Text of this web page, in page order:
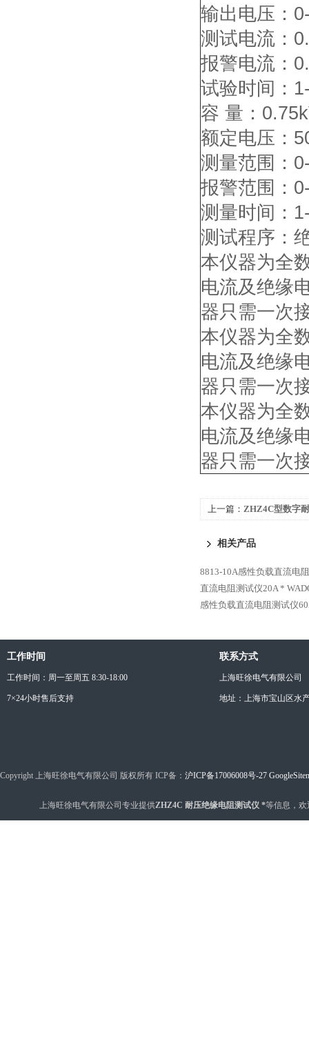
输出电压：
测试电流：
报警电流：
试验时间：
容 量：
额定电压：
测量范围：
报警范围：
测量时间：
测试程序：
本仪器为全
电流及绝缘
器只需一次
本仪器为全
电流及绝缘
器只需一次
本仪器为全
电流及绝缘
器只需一次
上一篇： ZHZ4C型数字
相关产品
8813-10A感性负载直流电
直流电阻测试仪20A *
感性负载直流电阻测试仪
工作时间
工作时间：周一至周五 8:30-18:00
7×24小时售后支持
联系方式
上海旺徐电气有限公司
地址：上海市宝山区水
Copyright 上海旺徐电气有限公司 版权所有 ICP备： 沪ICP备17006008号-27
上海旺徐电气有限公司专业提供ZHZ4C 耐压绝缘电阻测试仪 *等信息，